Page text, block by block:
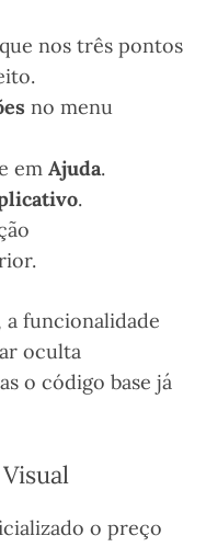
nos três pontos
no menu
em Ajuda.
.
a funcionalidade
oculta
o código base já
o preço